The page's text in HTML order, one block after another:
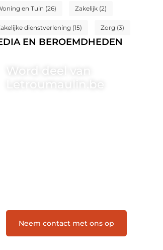
en Tuin (26) Zakelijk (2)
dienstverlening (15) Zorg (3)
EN BEROEMDHEDEN
Word deel van
Letroumaulin.be
Neem contact met ons op